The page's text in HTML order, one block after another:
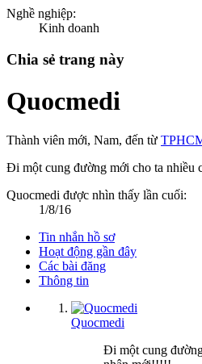
Nghề nghiệp:
Kinh doanh
Chia sẻ trang này
Quocmedi
Thành viên mới, Nam, đến từ
Đi một cung đường mới cho ta nhiều
Quocmedi được nhìn thấy lần cuối:
1/8/16
Tin nhắn hồ sơ
Hoạt động gần đây
Các bài đăng
Thông tin
Quocmedi
Đi một cung